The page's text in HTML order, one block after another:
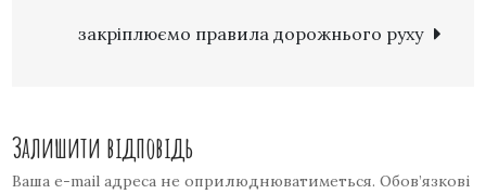
закріплюємо правила дорожнього руху
Залишити відповідь
Ваша e-mail адреса не оприлюднюватиметься. Обов’язкові